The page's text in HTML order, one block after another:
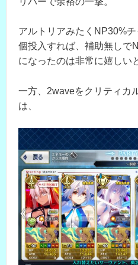
アルトリアみたくNP30%
個投入すれば、補助無しで
になったのは非常に嬉しい
一方、2waveをクリティカ
は、